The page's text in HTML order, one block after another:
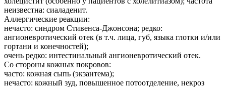
неизвестна: сиаладенит.
Аллергические реакции:
нечасто: синдром Стивенса-Джонсона; редко:
ангионевротический отек (в т.ч. лица, губ, языка глотки и/или
гортани и конечностей);
очень редко: интестинальный ангионевротический отек.
Со стороны кожных покровов:
часто: кожная сыпь (экзантема);
нечасто: кожный зуд, повышенное потоотделение, некроз